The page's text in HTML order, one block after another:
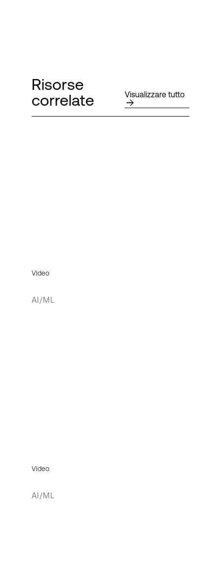
Risorse
correlate
Visualizzare tutto
Video
AI/ML
Video
AI/ML